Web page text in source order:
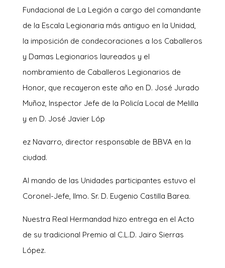
Fundacional de La Legión a cargo del comandante
de la Escala Legionaria más antiguo en la Unidad,
la imposición de condecoraciones a los Caballeros
y Damas Legionarios laureados y el
nombramiento de Caballeros Legionarios de
Honor, que recayeron este año en D. José Jurado
Muñoz, Inspector Jefe de la Policía Local de Melilla
y en D. José Javier Lóp
ez Navarro, director responsable de BBVA en la
ciudad.
Al mando de las Unidades participantes estuvo el
Coronel-Jefe, Ilmo. Sr. D. Eugenio Castilla Barea.
Nuestra Real Hermandad hizo entrega en el Acto
de su tradicional Premio al C.L.D. Jairo Sierras
López.